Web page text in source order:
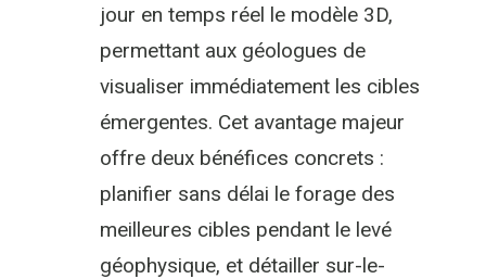
jour en temps réel le modèle 3D,
permettant aux géologues de
visualiser immédiatement les cibles
émergentes. Cet avantage majeur
offre deux bénéfices concrets :
planifier sans délai le forage des
meilleures cibles pendant le levé
géophysique, et détailler sur-le-